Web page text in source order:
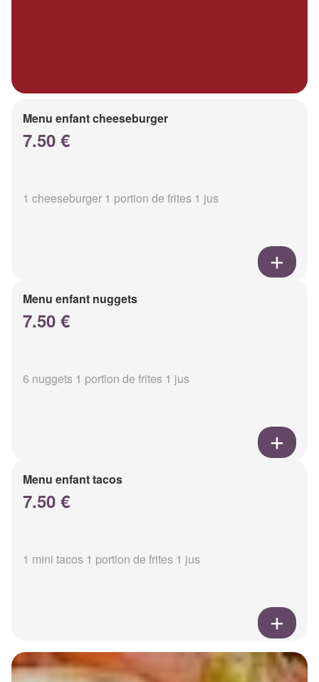
Menu enfant cheeseburger
7.50 €
1 cheeseburger 1 portion de frites 1 jus
Menu enfant nuggets
7.50 €
6 nuggets 1 portion de frites 1 jus
Menu enfant tacos
7.50 €
1 mini tacos 1 portion de frites 1 jus